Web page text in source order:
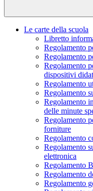
Le carte della scuola
Libretto
Regolamento
Regolamento
Regolamento
dispositivi
Regolamento
Regolamento
Regolamento
delle minute
Regolamento
forniture
Regolamento
Regolamento
elettronica
Regolamento
Regolamento
Regolamento